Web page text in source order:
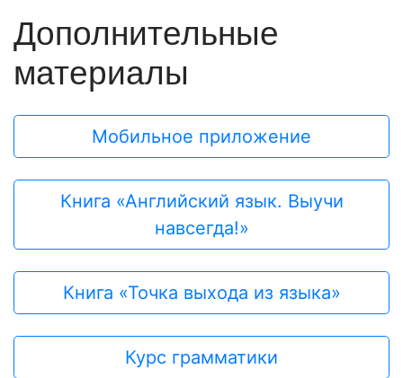
Дополнительные
материалы
Мобильное приложение
Книга «Английский язык. Выучи
навсегда!»
Книга «Точка выхода из языка»
Курс грамматики